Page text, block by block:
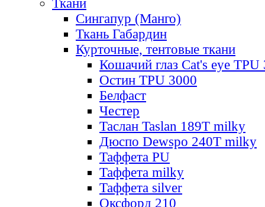
Ткани
Сингапур (Манго)
Ткань Габардин
Курточные, тентовые ткани
Кошачий глаз Cat's eye TPU
Остин TPU 3000
Белфаст
Честер
Таслан Taslan 189T milky
Дюспо Dewspo 240T milky
Таффета PU
Таффета milky
Таффета silver
Оксфорд 210